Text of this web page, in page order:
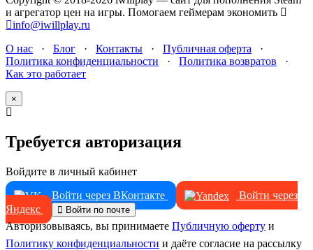
и агрегатор цен на игры. Помогаем геймерам экономить
info@iwillplay.ru
О нас · Блог · Контакты · Публичная оферта ·
Политика конфиденциальности · Политика возвратов ·
Как это работает
×
Требуется авторизация
Войдите в личный кабинет
Войти через ВКонтакте
Войти через
Яндекс
Войти по почте
Авторизовываясь, вы принимаете Публичную оферту и
Политику конфиденциальности и даёте согласие на рассылку